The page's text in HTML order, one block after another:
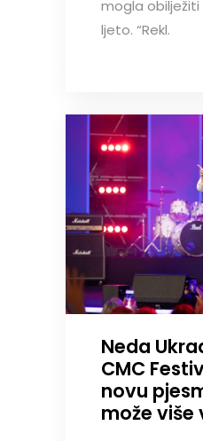
mogla
ljeto. “Rekl.
Neda
CMC
novu
može više